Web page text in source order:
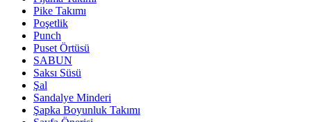
Pike Takımı
Poşetlik
Punch
Puset Örtüsü
SABUN
Saksı Süsü
Şal
Sandalye Minderi
Şapka Boyunluk Takımı